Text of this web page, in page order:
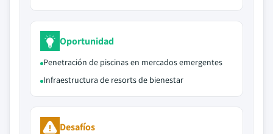
Oportunidad
Penetración de piscinas en mercados emergentes
Infraestructura de resorts de bienestar
Desafíos